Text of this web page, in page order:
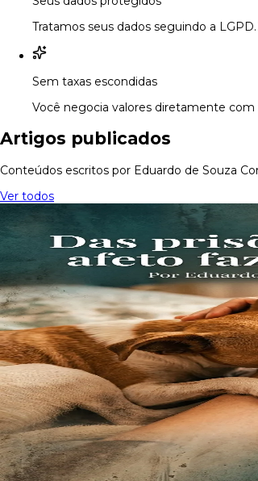
Tratamos seus dados seguindo a
Sem taxas escondidas
Você negocia valores diretamente
Artigos publicados
Conteúdos escritos por Eduardo de Souza
Ver todos